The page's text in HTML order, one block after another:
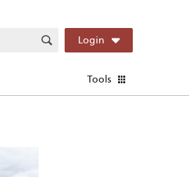
Login
Tools